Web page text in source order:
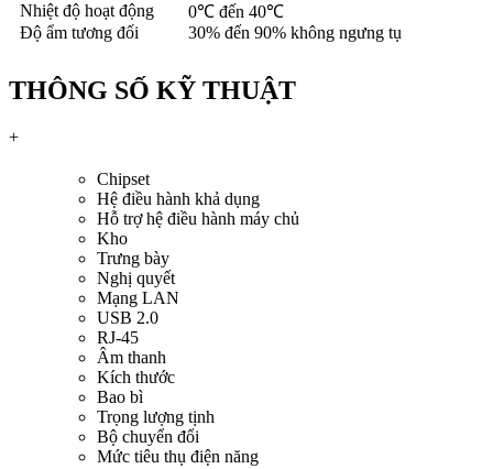
Nhiệt độ hoạt động
0℃ đến 40℃
Độ ẩm tương đối
30% đến 90% không ngưng tụ
THÔNG SỐ KỸ THUẬT
+
Chipset
Hệ điều hành khả dụng
Hỗ trợ hệ điều hành máy chủ
Kho
Trưng bày
Nghị quyết
Mạng LAN
USB 2.0
RJ-45
Âm thanh
Kích thước
Bao bì
Trọng lượng tịnh
Bộ chuyển đổi
Mức tiêu thụ điện năng